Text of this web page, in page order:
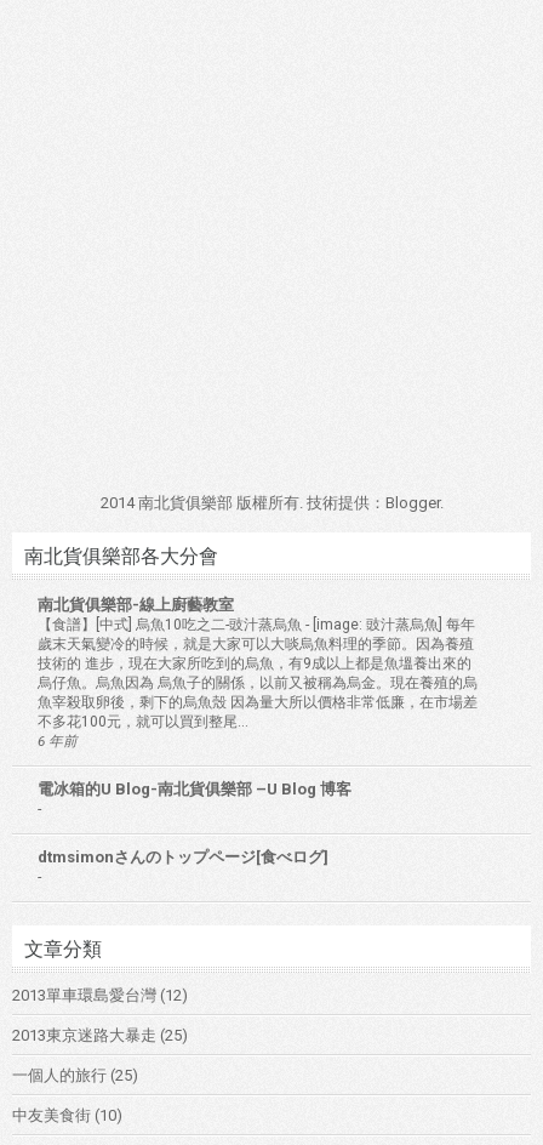
2014 南北貨俱樂部 版權所有. 技術提供： Blogger.
南北貨俱樂部各大分會
南北貨俱樂部-線上廚藝教室
【食譜】[中式] 烏魚10吃之二-豉汁蒸烏魚 - [image: 豉汁蒸烏魚] 每年
歲末天氣變冷的時候，就是大家可以大啖烏魚料理的季節。因為養殖
技術的 進步，現在大家所吃到的烏魚，有9成以上都是魚塭養出來的
烏仔魚。烏魚因為 烏魚子的關係，以前又被稱為烏金。現在養殖的烏
魚宰殺取卵後，剩下的烏魚殼 因為量大所以價格非常低廉，在市場差
不多花100元，就可以買到整尾...
6 年前
電冰箱的U Blog-南北貨俱樂部 –U Blog 博客
-
dtmsimonさんのトップページ[食べログ]
-
文章分類
2013單車環島愛台灣 (12)
2013東京迷路大暴走 (25)
一個人的旅行 (25)
中友美食街 (10)